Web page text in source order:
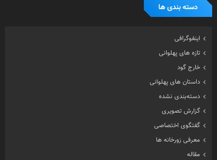
دسته بندی ها
اینفوگرافی
تازه های پهلوانی
خارج گود
داستان های پهلوانی
دسته‌بندی نشده
گزارش تصویری
گفتگوی اختصاصی
معرفی زورخانه ها
مقاله